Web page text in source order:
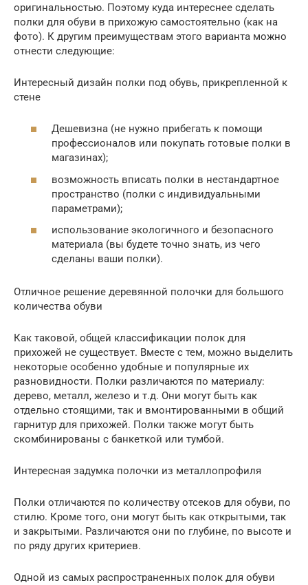
оригинальностью. Поэтому куда интереснее сделать
полки для обуви в прихожую самостоятельно (как на
фото). К другим преимуществам этого варианта можно
отнести следующие:
Интересный дизайн полки под обувь, прикрепленной к
стене
Дешевизна (не нужно прибегать к помощи
профессионалов или покупать готовые полки в
магазинах);
возможность вписать полки в нестандартное
пространство (полки с индивидуальными
параметрами);
использование экологичного и безопасного
материала (вы будете точно знать, из чего
сделаны ваши полки).
Отличное решение деревянной полочки для большого
количества обуви
Как таковой, общей классификации полок для
прихожей не существует. Вместе с тем, можно выделить
некоторые особенно удобные и популярные их
разновидности. Полки различаются по материалу:
дерево, металл, железо и т.д. Они могут быть как
отдельно стоящими, так и вмонтированными в общий
гарнитур для прихожей. Полки также могут быть
скомбинированы с банкеткой или тумбой.
Интересная задумка полочки из металлопрофиля
Полки отличаются по количеству отсеков для обуви, по
стилю. Кроме того, они могут быть как открытыми, так
и закрытыми. Различаются они по глубине, по высоте и
по ряду других критериев.
Одной из самых распространенных полок для обуви